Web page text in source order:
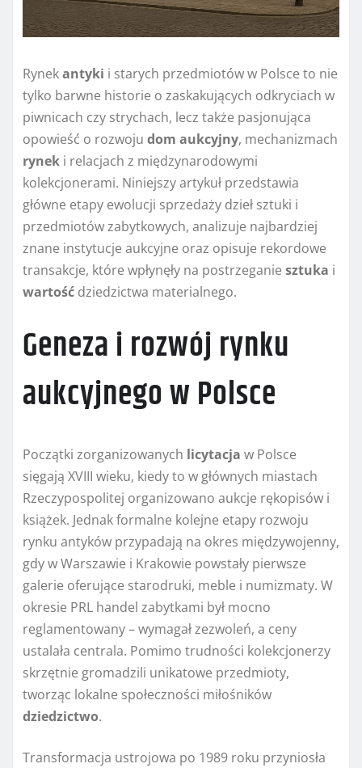
Rynekantyki i starych przedmiotów w Polsce to nie
tylko barwne historie o zaskakujących odkryciach w
piwnicach czy strychach, lecz także pasjonująca
opowieść o rozwoju dom aukcyjny, mechanizmach
rynek i relacjach z międzynarodowymi
kolekcjonerami. Niniejszy artykuł przedstawia
główne etapy ewolucji sprzedaży dzieł sztuki i
przedmiotów zabytkowych, analizuje najbardziej
znane instytucje aukcyjne oraz opisuje rekordowe
transakcje, które wpłynęły na postrzeganie sztuka i
wartość dziedzictwa materialnego.
Geneza i rozwój rynku
aukcyjnego w Polsce
Początki zorganizowanych licytacja w Polsce
sięgają XVIII wieku, kiedy to w głównych miastach
Rzeczypospolitej organizowano aukcje rękopisów i
książek. Jednak formalne kolejne etapy rozwoju
rynku antyków przypadają na okres międzywojenny,
gdy w Warszawie i Krakowie powstały pierwsze
galerie oferujące starodruki, meble i numizmaty. W
okresie PRL handel zabytkami był mocno
reglamentowany – wymagał zezwoleń, a ceny
ustalała centrala. Pomimo trudności kolekcjonerzy
skrzętnie gromadzili unikatowe przedmioty,
tworząc lokalne społeczności miłośników
dziedzictwo.
Transformacja ustrojowa po 1989 roku przyniosła